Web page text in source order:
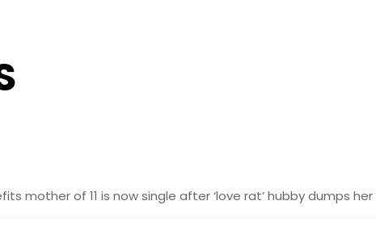
mother of 11 is now single after ‘love rat’ hubby dumps